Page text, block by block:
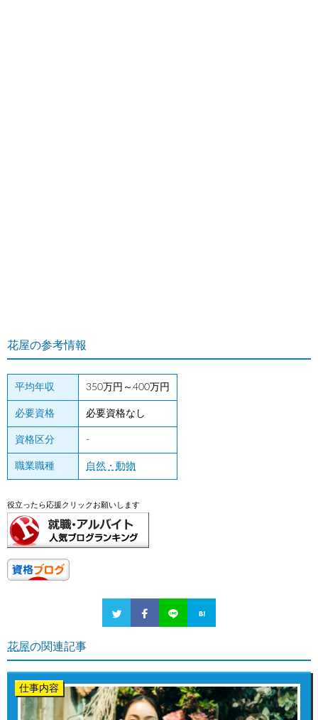
花屋の参考情報
平均年収 350万円～400万円
必要資格 必要資格なし
資格区分 -
職業職種 自然・動物
役立ったら応援クリックお願いします
花屋の関連記事
仕事内容